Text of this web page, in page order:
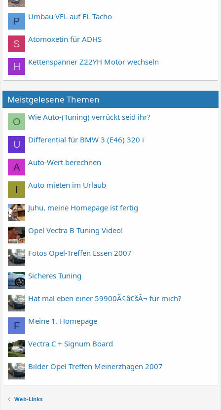
P Umbau VFL auf FL Tacho
S Atomoxetin für ADHS
H Kettenspanner Z22YH Motor wechseln
Meistgelesene Themen
O Wie Auto-(Tuning) verrückt seid ihr?
U Differential für BMW 3 (E46) 320 i
A Auto-Wert berechnen
I Auto mieten im Urlaub
Juhu, meine Homepage ist fertig
Opel Vectra B Tuning Video!
Fotos Opel-Treffen Essen 2007
Sicheres Tuning
Hat mal eben einer 59900Ã¢â€šÂ¬ für mich?
F Meine 1. Homepage
Vectra C + Signum Board
Bilder Opel Treffen Meinerzhagen 2007
Web-Links